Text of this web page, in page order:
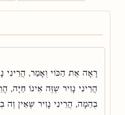
רָאָה אֶת הַכּוֹי וְאָמַר, הֲרֵינִי
הֲרֵינִי נָזִיר שֶׁזֶּה אֵינוֹ חַיָּה,
בְהֵמָה, הֲרֵינִי נָזִיר שֶׁאֵין זֶה